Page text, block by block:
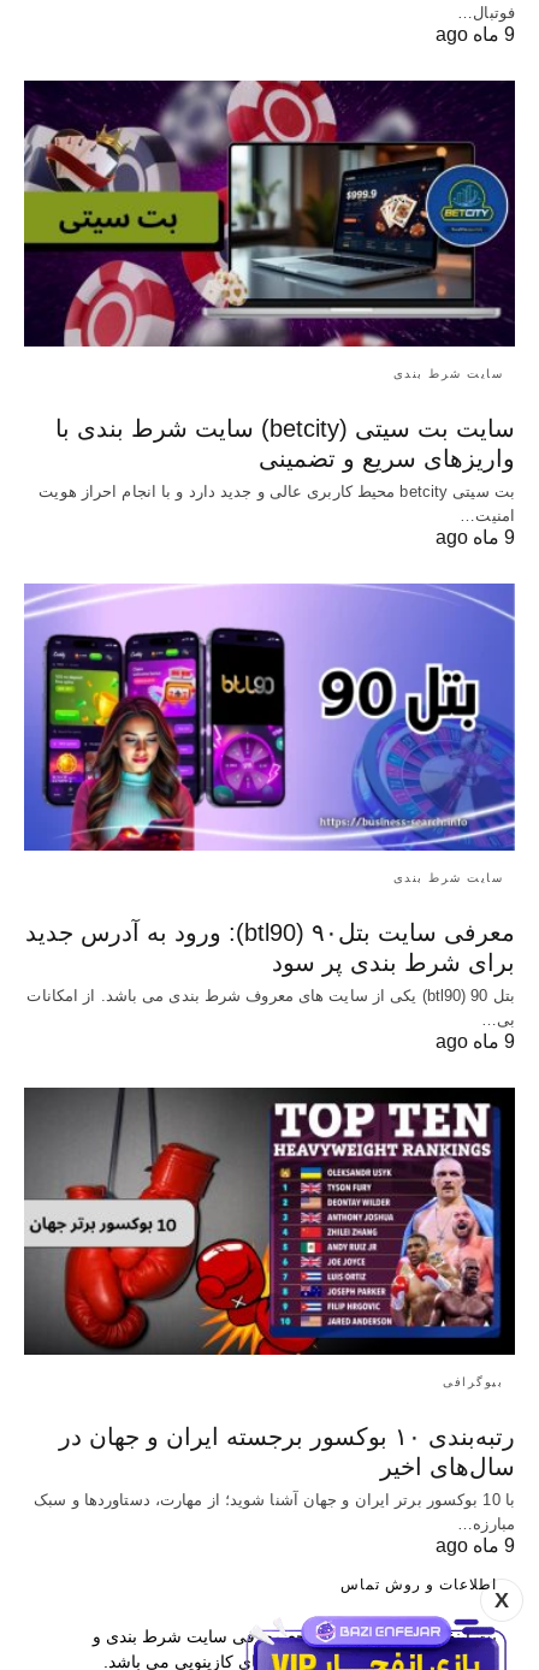
X
فوتبال…
9 ماه ago
سایت شرط بندی
سایت بت سیتی (betcity) سایت شرط بندی با
واریزهای سریع و تضمینی
بت سیتی betcity محیط کاربری عالی و جدید دارد و با انجام احراز هویت
امنیت…
9 ماه ago
سایت شرط بندی
معرفی سایت بتل۹۰ (btl90): ورود به آدرس جدید
برای شرط بندی پر سود
بتل 90 (btl90) یکی از سایت های معروف شرط بندی می باشد. از امکانات
بی…
9 ماه ago
بیوگرافی
رتبه‌بندی ۱۰ بوکسور برجسته ایران و جهان در
سال‌های اخیر
با 10 بوکسور برتر ایران و جهان آشنا شوید؛ از مهارت، دستاوردها و سبک
مبارزه…
9 ماه ago
اطلاعات و روش تماس
بت اینفو یکی از برترین مراجع معرفی سایت شرط بندی و
همچنین آموزش پیش بینی و بازی های کازینویی می باشد.